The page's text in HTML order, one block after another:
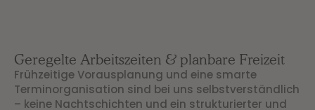
Geregelte Arbeitszeiten & planbare Freizeit
Frühzeitige Vorausplanung und eine smarte
Terminorganisation sind bei uns selbstverständlich
– keine Nachtschichten und ein strukturierter und